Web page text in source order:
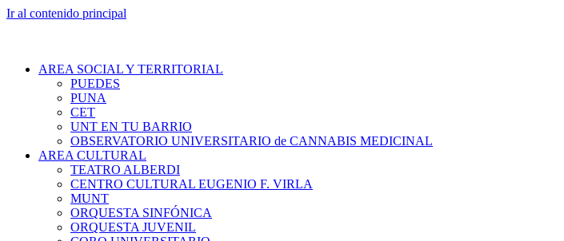
Ir al contenido principal
AREA SOCIAL Y TERRITORIAL
PUEDES
PUNA
CET
UNT EN TU BARRIO
OBSERVATORIO UNIVERSITARIO de CANNABIS MEDICINAL
AREA CULTURAL
TEATRO ALBERDI
CENTRO CULTURAL EUGENIO F. VIRLA
MUNT
ORQUESTA SINFÓNICA
ORQUESTA JUVENIL